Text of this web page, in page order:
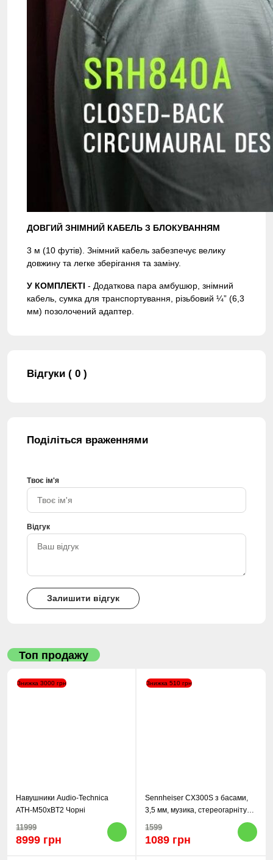
ДОВГИЙ ЗНІМНИЙ КАБЕЛЬ З БЛОКУВАННЯМ
3 м (10 футів). Знімний кабель забезпечує велику
довжину та легке зберігання та заміну.
У КОМПЛЕКТІ - Додаткова пара амбушюр, знімний
кабель, сумка для транспортування, різьбовий ¼” (6,3
мм) позолочений адаптер.
Відгуки ( 0 )
Поділіться враженнями
Твоє ім'я
Відгук
Залишити відгук
Топ продажу
Знижка 3000 грн
Навушники Audio-Technica
ATH-M50xBT2 Чорні
11999
8999 грн
Знижка 510 грн
Sennheiser CX300S з басами,
3,5 мм, музика, стереогарнітура
HIFI для iPhone, Android
1599
1089 грн